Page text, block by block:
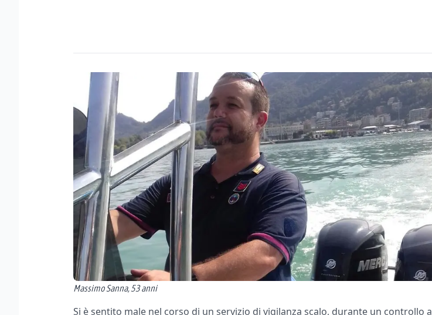
Massimo Sanna, 53 anni
Si è sentito male nel corso di un servizio di vigilanza scalo, durante un controllo a